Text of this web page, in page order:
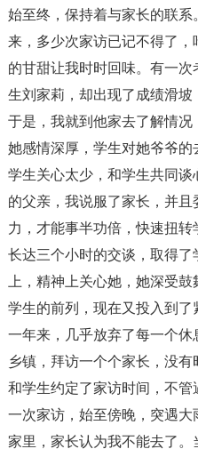
始至终，保持着与家长的联
来，多少次家访已记不得了
的甘甜让我时时回味。有一
生刘家莉，却出现了成绩滑坡
于是，我就到他家去了解情
她感情深厚，学生对她爷爷
学生关心太少，和学生共同
的父亲，我说服了家长，并
力，才能事半功倍，快速扭转
长达三个小时的交谈，取得
上，精神上关心她，她深受
学生的前列，现在又投入到了
一年来，几乎放弃了每一个
乡镇，拜访一个个家长，没有
和学生约定了家访时间，不管
一次家访，始至傍晚，突遇
家里，家长认为我不能去了